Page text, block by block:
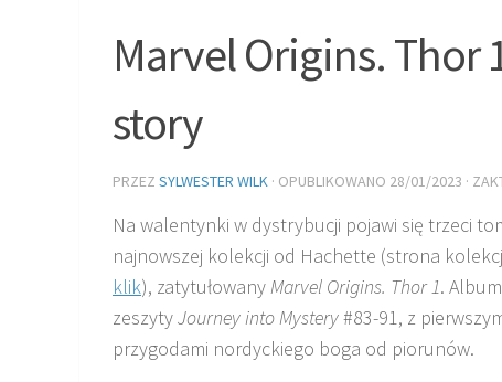
Marvel Origins. Thor
story
PRZEZ SYLWESTER WILK · OPUBLIKOWANO 28/01/2023 ·
Na walentynki w dystrybucji pojawi się trzeci
najnowszej kolekcji od Hachette (strona
klik), zatytułowanyMarvel Origins. Thor 1.
zeszytyJourney into Mystery#83-91, z
przygodami nordyckiego boga od piorunów.